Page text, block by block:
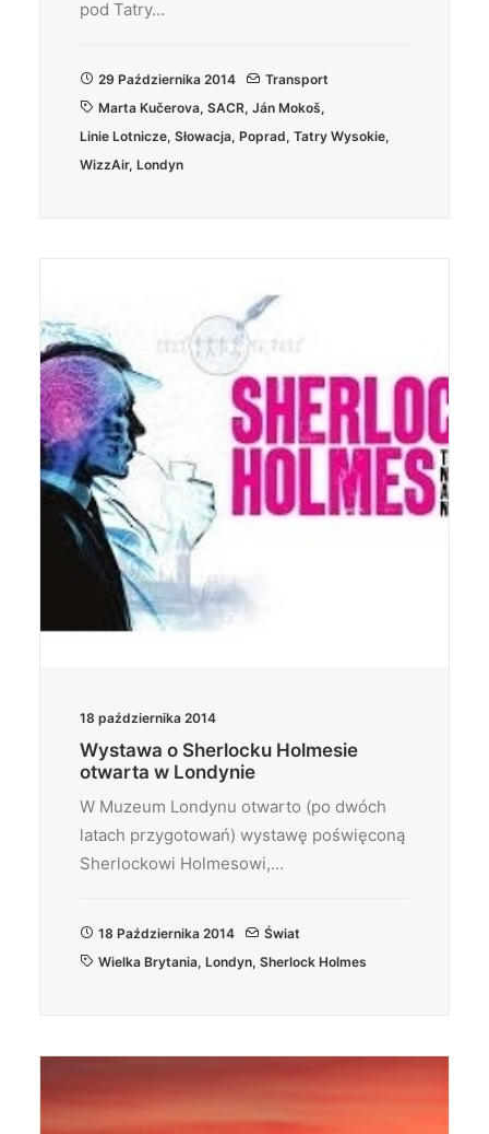
pod Tatry…
29 Października 2014
Transport
Marta Kučerova, SACR, Ján Mokoš,
Linie Lotnicze, Słowacja, Poprad, Tatry Wysokie,
WizzAir, Londyn
18 października 2014
Wystawa o Sherlocku Holmesie
otwarta w Londynie
W Muzeum Londynu otwarto (po dwóch
latach przygotowań) wystawę poświęconą
Sherlockowi Holmesowi,…
18 Października 2014
Świat
Wielka Brytania, Londyn, Sherlock Holmes